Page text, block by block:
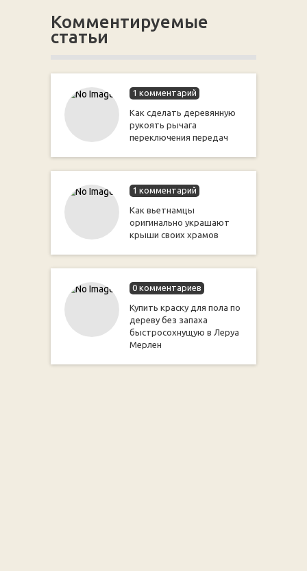
Комментируемые
статьи
1 комментарий
Как сделать деревянную
рукоять рычага
переключения передач
1 комментарий
Как вьетнамцы
оригинально украшают
крыши своих храмов
0 комментариев
Купить краску для пола по
дереву без запаха
быстросохнущую в Леруа
Мерлен